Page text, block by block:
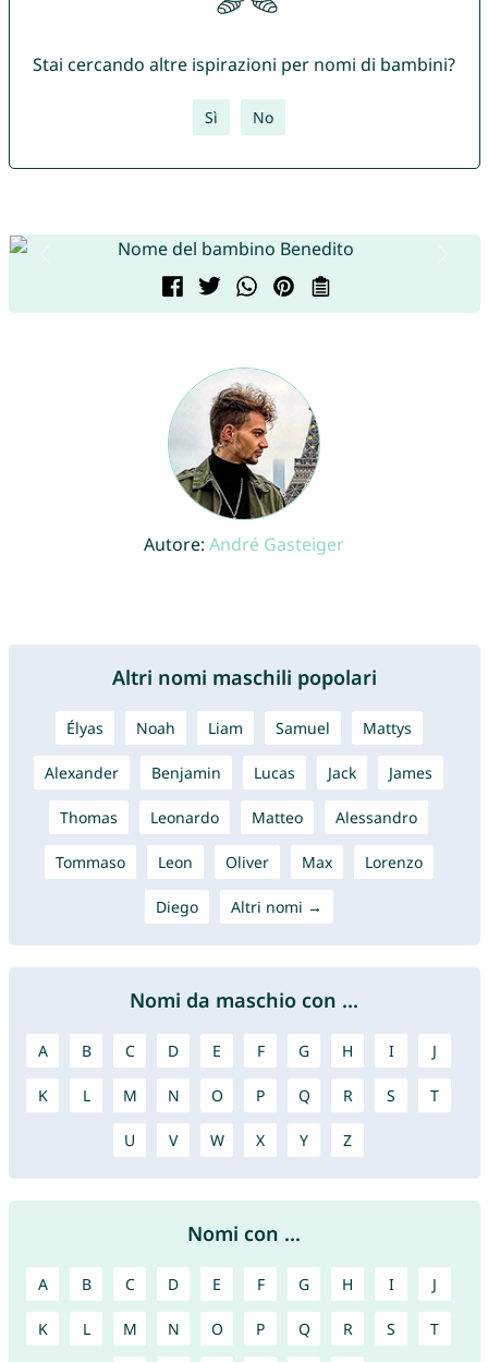
Stai cercando altre ispirazioni per nomi di bambini?
Sì No
Autore: André Gasteiger
Altri nomi maschili popolari
Élyas Noah Liam Samuel Mattys
Alexander Benjamin Lucas Jack James
Thomas Leonardo Matteo Alessandro
Tommaso Leon Oliver Max Lorenzo
Diego Altri nomi →
Nomi da maschio con ...
A B C D E F G H I J
K L M N O P Q R S T
U V W X Y Z
Nomi con ...
A B C D E F G H I J
K L M N O P Q R S T